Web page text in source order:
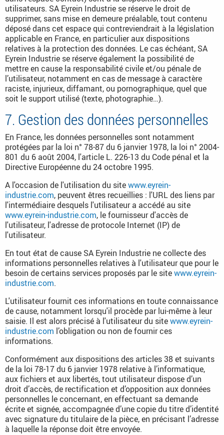
utilisateurs. SA Eyrein Industrie se réserve le droit de
supprimer, sans mise en demeure préalable, tout contenu
déposé dans cet espace qui contreviendrait à la législation
applicable en France, en particulier aux dispositions
relatives à la protection des données. Le cas échéant, SA
Eyrein Industrie se réserve également la possibilité de
mettre en cause la responsabilité civile et/ou pénale de
l’utilisateur, notamment en cas de message à caractère
raciste, injurieux, diffamant, ou pornographique, quel que
soit le support utilisé (texte, photographie…).
7. Gestion des données personnelles
En France, les données personnelles sont notamment
protégées par la loi n° 78-87 du 6 janvier 1978, la loi n° 2004-
801 du 6 août 2004, l'article L. 226-13 du Code pénal et la
Directive Européenne du 24 octobre 1995.
A l'occasion de l'utilisation du sitewww.eyrein-
industrie.com, peuvent êtres recueillies : l'URL des liens par
l'intermédiaire desquels l'utilisateur a accédé au site
www.eyrein-industrie.com, le fournisseur d'accès de
l'utilisateur, l'adresse de protocole Internet (IP) de
l'utilisateur.
En tout état de cause SA Eyrein Industrie ne collecte des
informations personnelles relatives à l'utilisateur que pour le
besoin de certains services proposés par le sitewww.eyrein-
industrie.com.
L'utilisateur fournit ces informations en toute connaissance
de cause, notamment lorsqu'il procède par lui-même à leur
saisie. Il est alors précisé à l'utilisateur du sitewww.eyrein-
industrie.com l’obligation ou non de fournir ces
informations.
Conformément aux dispositions des articles 38 et suivants
de la loi 78-17 du 6 janvier 1978 relative à l’informatique,
aux fichiers et aux libertés, tout utilisateur dispose d’un
droit d’accès, de rectification et d’opposition aux données
personnelles le concernant, en effectuant sa demande
écrite et signée, accompagnée d’une copie du titre d’identité
avec signature du titulaire de la pièce, en précisant l’adresse
à laquelle la réponse doit être envoyée.